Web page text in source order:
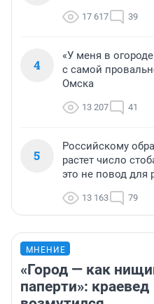
17 617 39
4
«У меня в
с самой
Омска
13 207 41
5
Российскому
растет число
это не повод для
13 163 79
МНЕНИЕ
«Город — как
паперти»: краевед